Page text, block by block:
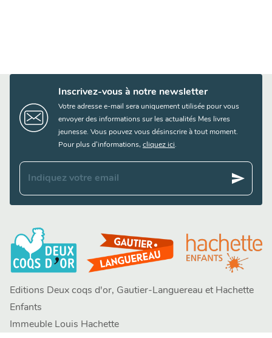
Inscrivez-vous à notre newsletter
Votre adresse e-mail sera uniquement utilisée pour vous
envoyer des informations sur les actualités Mes livres
jeunesse. Vous pouvez vous désinscrire à tout moment.
Pour plus d’informations, cliquez ici.
Indiquez votre email send
Editions Deux coqs d'or, Gautier-Languereau et Hachette
Enfants
Immeuble Louis Hachette